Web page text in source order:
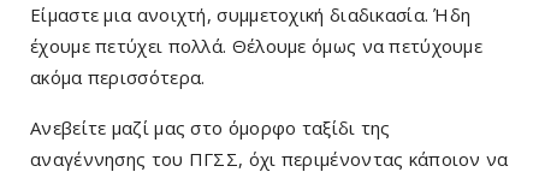
Είμαστε μια ανοιχτή, συμμετοχική διαδικασία. Ήδη
έχουμε πετύχει πολλά. Θέλουμε όμως να πετύχουμε
ακόμα περισσότερα.
Ανεβείτε μαζί μας στο όμορφο ταξίδι της
αναγέννησης του ΠΓΣΣ, όχι περιμένοντας κάποιον να